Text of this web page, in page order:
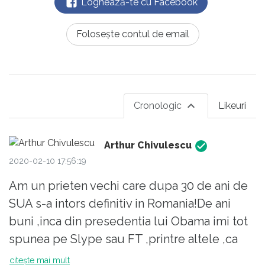
Folosește contul de email
Likeuri
Cronologic
Arthur Chivulescu
2020-02-10 17:56:19
Am un prieten vechi care dupa 30 de ani de
SUA s-a intors definitiv in Romania!De ani
buni ,inca din presedentia lui Obama imi tot
spunea pe Slype sau FT ,printre altele ,ca
SUA devine tot mai socialista,chestie pe care
citește mai mult